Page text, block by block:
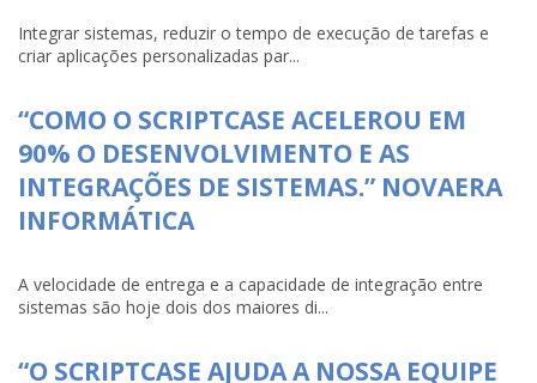
Integrar sistemas, reduzir o tempo de execução de tarefas e
criar aplicações personalizadas par...
“COMO O SCRIPTCASE ACELEROU EM
90% O DESENVOLVIMENTO E AS
INTEGRAÇÕES DE SISTEMAS.” NOVAERA
INFORMÁTICA
A velocidade de entrega e a capacidade de integração entre
sistemas são hoje dois dos maiores di...
“O SCRIPTCASE AJUDA A NOSSA EQUIPE